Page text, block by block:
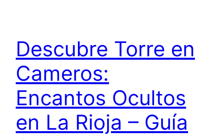
Descubre Torre en
Cameros:
Encantos Ocultos
en La Rioja – Guía